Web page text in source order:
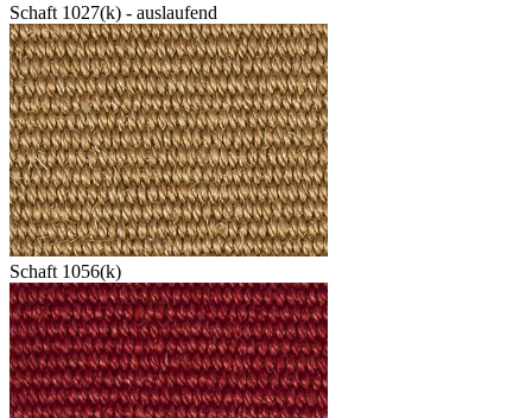
Schaft 1027(k) - auslaufend
Schaft 1056(k)